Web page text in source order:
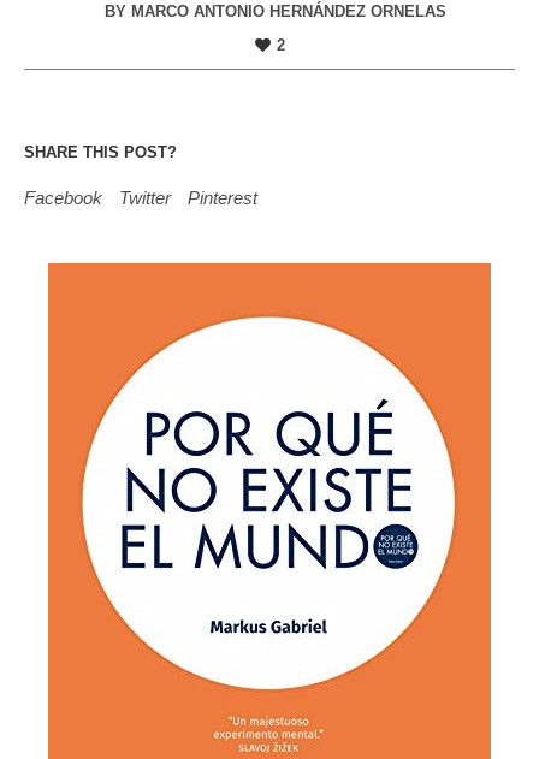
BY MARCO ANTONIO HERNÁNDEZ ORNELAS
2
SHARE THIS POST?
Facebook Twitter Pinterest